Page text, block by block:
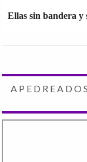
Ellas sin bandera y